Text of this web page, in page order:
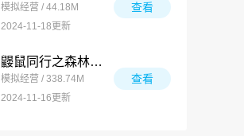
模拟经营 / 44.18M
2024-11-18更新
查看
鼹鼠同行之森林之家万圣节版
模拟经营 / 338.74M
2024-11-16更新
查看